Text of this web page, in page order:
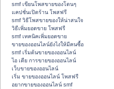
smf เขียนโพสขายของโดนๆ
แคปชั่นเปิดร้าน โพสฟรี
smf วิธีโพสขายของให้น่าสนใจ
วิธีเพิ่มยอดขาย โพสฟรี
smf เทคนิคเพิ่มยอดขาย
ขายของออนไลน์ยังไงให้มีคนซื้อ
smf เริ่มต้นขายของออนไลน์
ไอ เดีย การขายของออนไลน์
เว็บขายของออนไลน์
เริ่ม ขายของออนไลน์ โพสฟรี
อยากขายของออนไลน์ smf